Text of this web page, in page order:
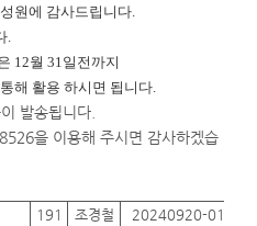
원에 감사드립니다.
.
12월 31일전까지
해 활용 하시면 됩니다.
발송됩니다.
을 이용해 주시면 감사하겠습
191 조경철 20240920-01